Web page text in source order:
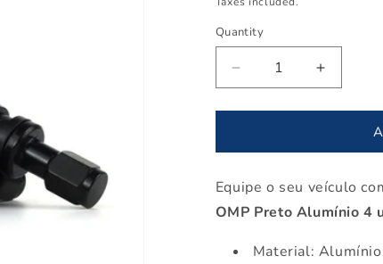
Quantity
Decrease
quantity
for
OMP
Alumínio
4
Increase
quantity
for
OMP
Alumínio
4
Equipe o seu veículo
OMP Preto Alumínio 4
Material: Alumínio